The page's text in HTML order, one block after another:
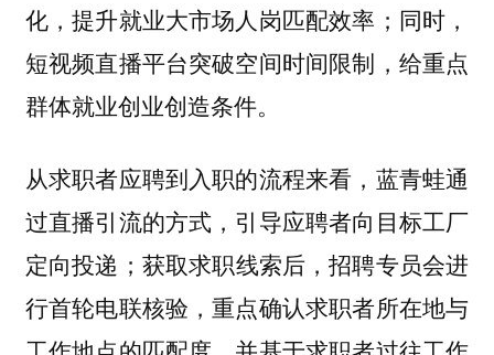
化，提升就业大市场人岗匹配效率；同时，
短视频直播平台突破空间时间限制，给重点
群体就业创业创造条件。
从求职者应聘到入职的流程来看，蓝青蛙通
过直播引流的方式，引导应聘者向目标工厂
定向投递；获取求职线索后，招聘专员会进
行首轮电联核验，重点确认求职者所在地与